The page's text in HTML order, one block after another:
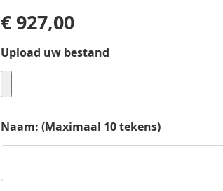
€927,00
Upload uw bestand
Naam: (Maximaal 10 tekens)